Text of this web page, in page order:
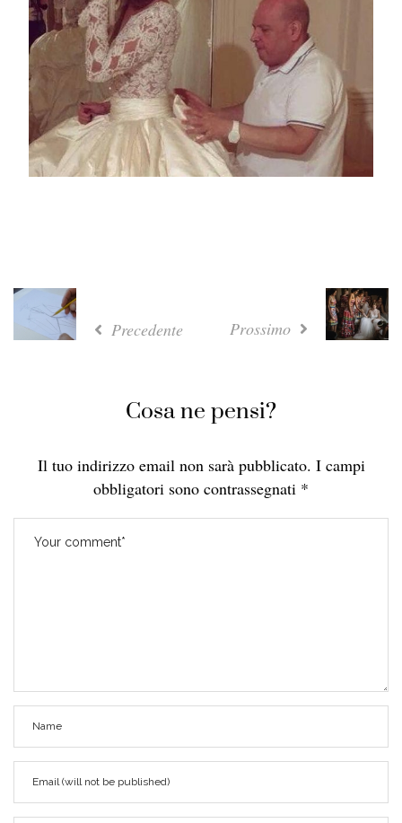
Precedente Prossimo
Cosa ne pensi?
Il tuo indirizzo email non sarà pubblicato. I campi
obbligatori sono contrassegnati *